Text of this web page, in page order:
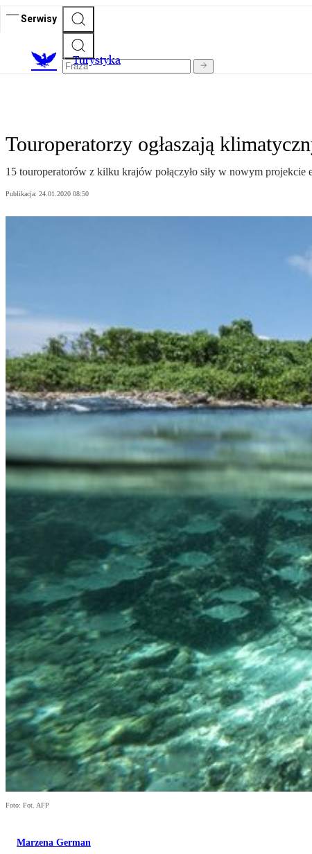
Serwisy
Turystyka
Touroperatorzy ogłaszają
15 touroperatorów z kilku krajów połączyło siły w nowym
Publikacja: 24.01.2020 08:50
Foto: Fot. AFP
Marzena German